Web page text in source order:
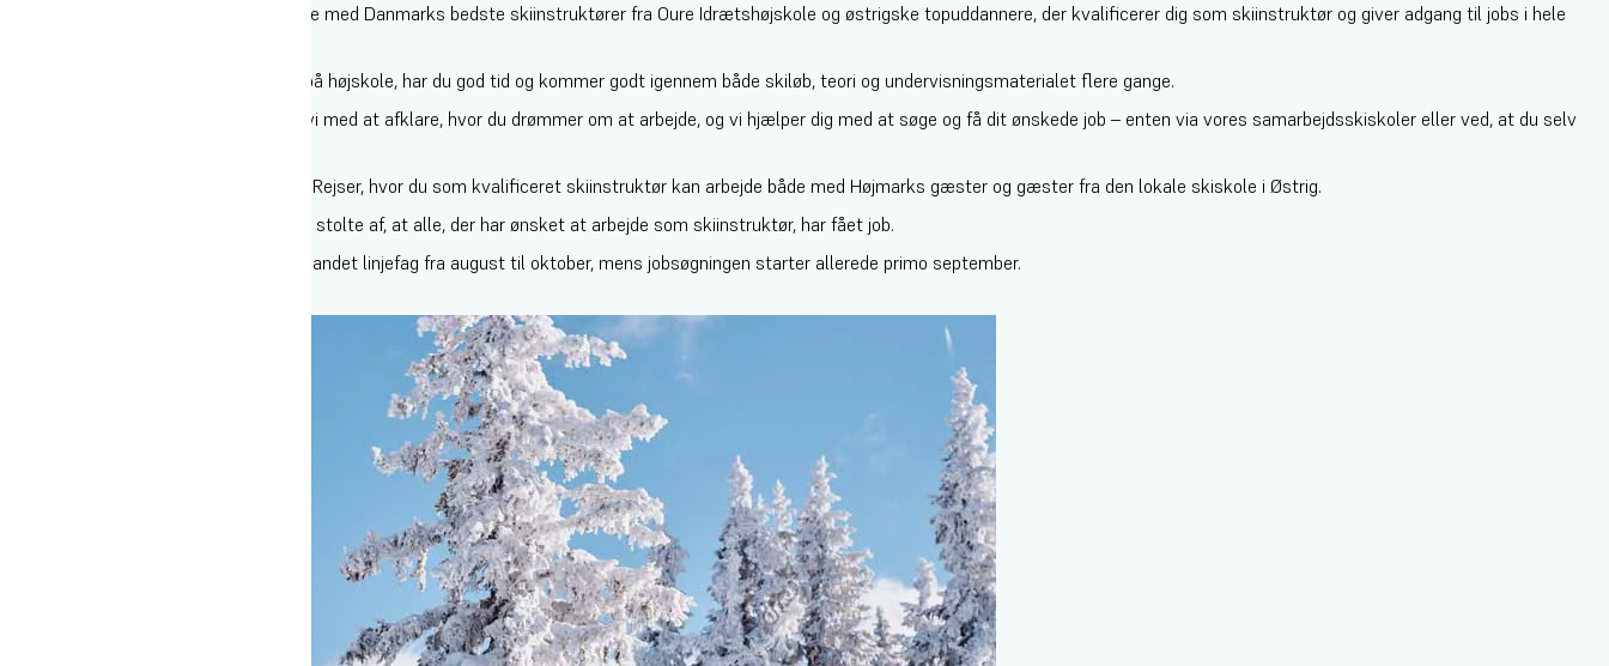
Du får 15 dages skiinstruktøruddannelse med Danmarks bedste skiinstruktører fra Oure Idrætshøjskole og østrigske topuddannere, der kvalificerer dig som skiinstruktør og giver adgang til jobs i hele
Når du tager din instruktøruddannelse på højskole, har du god tid og kommer godt igennem både skiløb, teori og undervisningsmaterialet flere gange.
Allerede i starten af opholdet arbejder vi med at afklare, hvor du drømmer om at arbejde, og vi hjælper dig med at søge og få dit ønskede job – enten via vores samarbejdsskiskoler eller ved, at du selv
Vi har et tæt samarbejde med Højmark Rejser, hvor du som kvalificeret skiinstruktør kan arbejde både med Højmarks gæster og gæster fra den lokale skiskole i Østrig.
Vi kalder det ikke jobgaranti – men vi er stolte af, at alle, der har ønsket at arbejde som skiinstruktør, har fået job.
Vælger du Skiinstruktør + job, har du et andet linjefag fra august til oktober, mens jobsøgningen starter allerede primo september.